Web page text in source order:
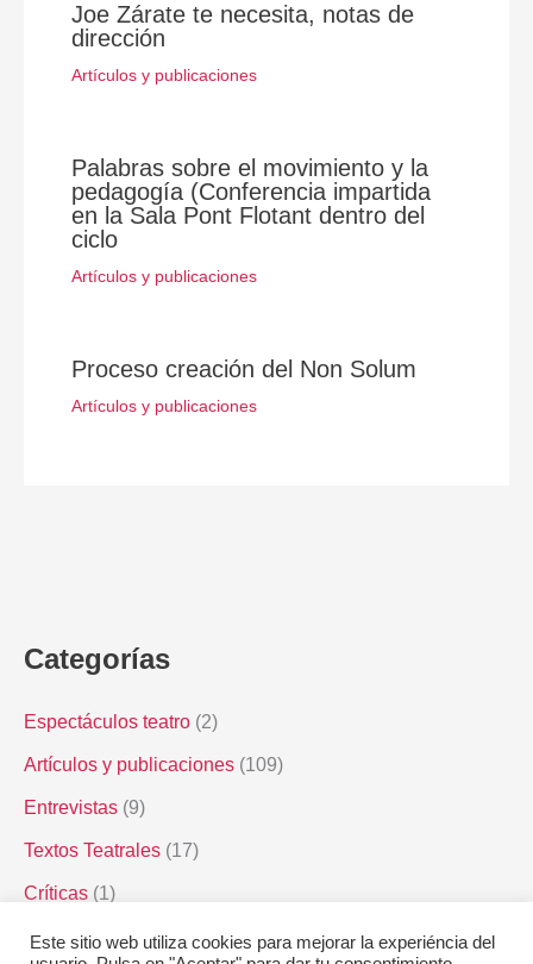
Categorías
Espectáculos teatro (2)
Artículos y publicaciones (109)
Entrevistas (9)
Textos Teatrales (17)
Críticas (1)
Vídeos(12)
Joe Zárate te necesita, notas de
dirección
Artículos y publicaciones
Palabras sobre el movimiento y la
pedagogía (Conferencia impartida
en la Sala Pont Flotant dentro del
ciclo
Artículos y publicaciones
Proceso creación del Non Solum
Artículos y publicaciones
Este sitio web utiliza cookies para mejorar la experiéncia del